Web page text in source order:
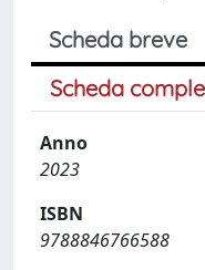
Scheda breve
Scheda
Anno
2023
ISBN
9788846766588